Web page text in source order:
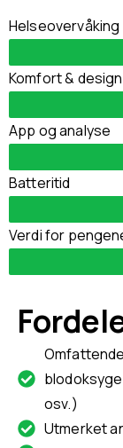
Helseovervåking
Komfort & design
App og analyse
Batteritid
Verdi for
osv.)
Utmerket